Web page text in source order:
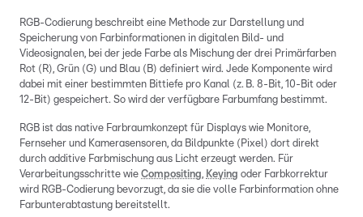
RGB-Codierung beschreibt eine Methode zur Darstellung und
Speicherung von Farbinformationen in digitalen Bild- und
Videosignalen, bei der jede Farbe als Mischung der drei Primärfarben
Rot (R), Grün (G) und Blau (B) definiert wird. Jede Komponente wird
dabei mit einer bestimmten Bittiefe pro Kanal (z. B. 8-Bit, 10-Bit oder
12-Bit) gespeichert. So wird der verfügbare Farbumfang bestimmt.
RGB ist das native Farbraumkonzept für Displays wie Monitore,
Fernseher und Kamerasensoren, da Bildpunkte (Pixel) dort direkt
durch additive Farbmischung aus Licht erzeugt werden. Für
Verarbeitungsschritte wie Compositing, Keying oder Farbkorrektur
wird RGB-Codierung bevorzugt, da sie die volle Farbinformation ohne
Farbunterabtastung bereitstellt.